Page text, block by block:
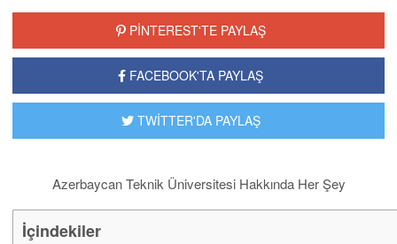
PİNTEREST'TE PAYLAŞ
FACEBOOK'TA PAYLAŞ
TWİTTER'DA PAYLAŞ
Azerbaycan Teknik Üniversitesi Hakkında Her Şey
İçindekiler